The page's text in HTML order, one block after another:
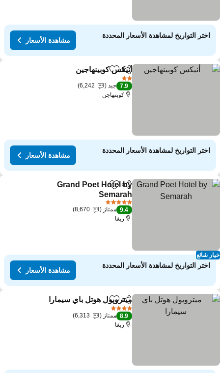
اختر التواريخ لمشاهدة الأسعار المحددة
مشاهدة الأسعار
مشاركةAdd to favorites
أنيكس كوبينهاجين
7.9 جيد
6,242
كوبنهاجن
اختر التواريخ لمشاهدة الأسعار المحددة
مشاهدة الأسعار
شائع
مشاركةAdd to favorites
Grand Poet Hotel by
Semarah
9.4 ممتاز
8,670
ريغا
اختر التواريخ لمشاهدة الأسعار المحددة
مشاهدة الأسعار
مشاركةAdd to favorites
ميتروبول هوتل باي سيمارا
8.9 ممتاز
6,313
ريغا